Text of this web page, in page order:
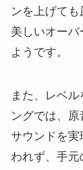
ンを上げて
美しいオー
ようです。
また、レベ
ングでは、
サウンドを実
われず、手